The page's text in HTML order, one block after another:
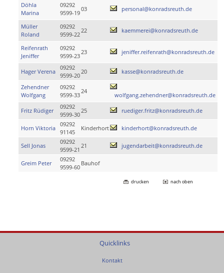
Döhla
Marina
09292
9599-19
03 personal@konradsreuth.de
Müller
Roland
09292
9599-22
22 kaemmerei@konradsreuth.de
Reifenrath
Jeniffer
09292
9599-23
23 jeniffer.reifenrath@konradsreuth.de
Hager Verena
09292
9599-20
20 kasse@konradsreuth.de
Zehendner
Wolfgang
09292
9599-33
24
wolfgang.zehendner@konradsreuth.de
Fritz Rüdiger
09292
9599-30
25 ruediger.fritz@konradsreuth.de
Horn Viktoria
09292
91145
Kinderhort kinderhort@konradsreuth.de
Sell Jonas
09292
9599-21
21 jugendarbeit@konradsreuth.de
Greim Peter
09292
9599-60
Bauhof
drucken nach oben
Quicklinks
Kontakt